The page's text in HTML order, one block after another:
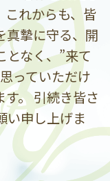
これからも、皆
真摯に守る、開
となく、”来て
っていただけ
。 引続き皆さ
い申し上げま